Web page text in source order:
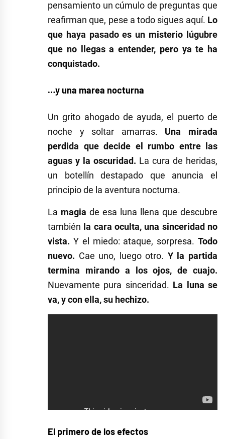
pensamiento un cúmulo de preguntas que
reafirman que, pese a todo sigues aquí. Lo
que haya pasado es un misterio lúgubre
que no llegas a entender, pero ya te ha
conquistado.
…y una marea nocturna
Un grito ahogado de ayuda, el puerto de
noche y soltar amarras. Una mirada
perdida que decide el rumbo entre las
aguas y la oscuridad. La cura de heridas,
un botellín destapado que anuncia el
principio de la aventura nocturna.
La magia de esa luna llena que descubre
también la cara oculta, una sinceridad no
vista. Y el miedo: ataque, sorpresa. Todo
nuevo. Cae uno, luego otro. Y la partida
termina mirando a los ojos, de cuajo.
Nuevamente pura sinceridad. La luna se
va, y con ella, su hechizo.
El primero de los efectos